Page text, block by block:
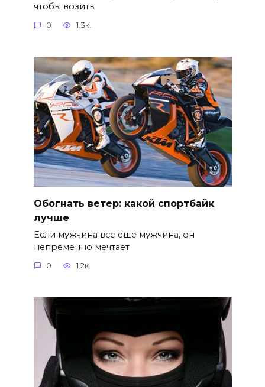
чтобы возить
0 1.3к.
Обогнать ветер: какой спортбайк
лучше
Если мужчина все еще мужчина, он
непременно мечтает
0 1.2к.